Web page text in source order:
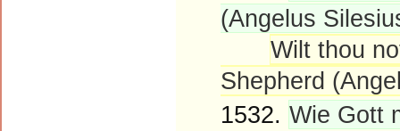
(Angelus
Wilt thou
Shepherd
1532. Wie Gott